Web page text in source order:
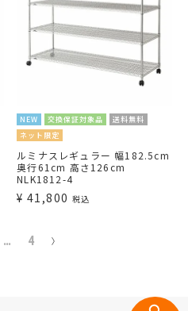
NEW 交換保証対象品
送料無料
ネット限定
ルミナスレギュラー 幅182.5cm
奥行61cm 高さ126cm
NLK1812-4
¥ 41,800 税込
… 4